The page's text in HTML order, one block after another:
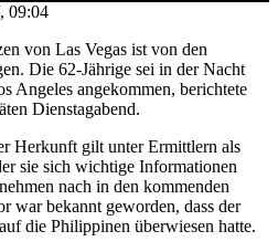
09:04
von Las Vegas ist von den
Die 62-Jährige sei in der Nacht
Angeles angekommen, berichtete
Dienstagabend.
Herkunft gilt unter Ermittlern als
sie sich wichtige Informationen
nach in den kommenden
war bekannt geworden, dass der
die Philippinen überwiesen hatte.